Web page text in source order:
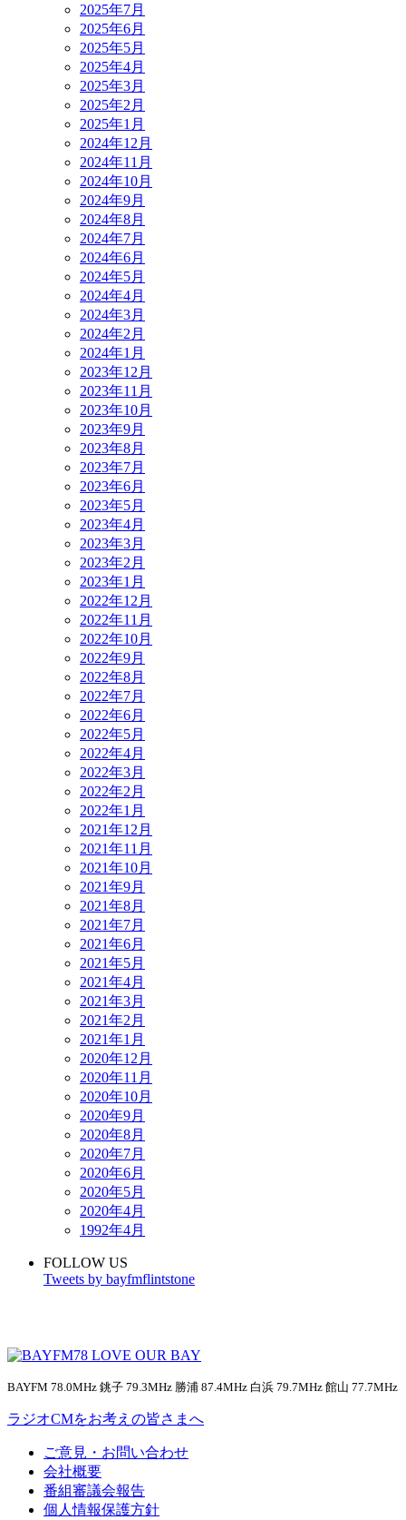
2025年7月
2025年6月
2025年5月
2025年4月
2025年3月
2025年2月
2025年1月
2024年12月
2024年11月
2024年10月
2024年9月
2024年8月
2024年7月
2024年6月
2024年5月
2024年4月
2024年3月
2024年2月
2024年1月
2023年12月
2023年11月
2023年10月
2023年9月
2023年8月
2023年7月
2023年6月
2023年5月
2023年4月
2023年3月
2023年2月
2023年1月
2022年12月
2022年11月
2022年10月
2022年9月
2022年8月
2022年7月
2022年6月
2022年5月
2022年4月
2022年3月
2022年2月
2022年1月
2021年12月
2021年11月
2021年10月
2021年9月
2021年8月
2021年7月
2021年6月
2021年5月
2021年4月
2021年3月
2021年2月
2021年1月
2020年12月
2020年11月
2020年10月
2020年9月
2020年8月
2020年7月
2020年6月
2020年5月
2020年4月
1992年4月
FOLLOW US
Tweets by bayfmflintstone
BAYFM 78.0MHz 銚子 79.3MHz 勝浦 87.4MHz 白浜 79.7MHz 館山 77.7MHz
ラジオCMをお考えの皆さまへ
ご意見・お問い合わせ
会社概要
番組審議会報告
個人情報保護方針